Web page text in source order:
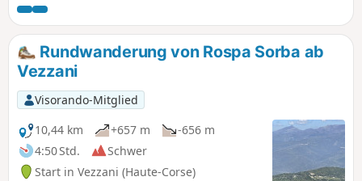
ist aufgrund des teilweise steilen Gefälles mittelschwer,
aber aufgrund der kurzen Strecke relativ einfach. So
können Sie sie problemlos mit der ganzen Familie
unternehmen und ein Picknick einplanen.
Rundwanderung von Rospa Sorba ab
Vezzani
Visorando-Mitglied
10,44 km
+657 m
-656 m
4:50 Std.
Schwer
Start in Vezzani (Haute-Corse)